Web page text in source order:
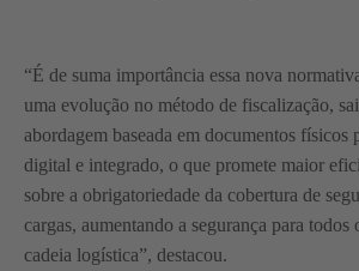
“É de suma importância essa nova
uma evolução no método de fiscalização,
abordagem baseada em documentos físicos
digital e integrado, o que promete maior
sobre a obrigatoriedade da cobertura de
cargas, aumentando a segurança para todos
cadeia logística”, destacou.